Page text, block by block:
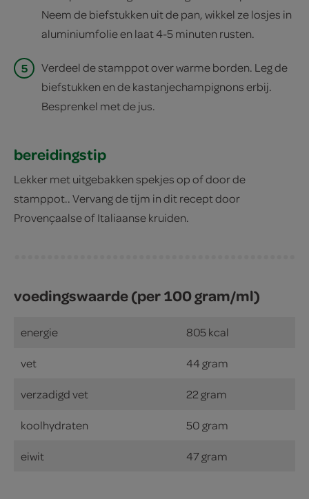
Neem de biefstukken uit de pan, wikkel ze losjes in
aluminiumfolie en laat 4-5 minuten rusten.
5
Verdeel de stamppot over warme borden. Leg de
biefstukken en de kastanjechampignons erbij.
Besprenkel met de jus.
bereidingstip
Lekker met uitgebakken spekjes op of door de
stamppot.. Vervang de tijm in dit recept door
Provençaalse of Italiaanse kruiden.
voedingswaarde (per 100 gram/ml)
energie 805 kcal
vet 44 gram
verzadigd vet 22 gram
koolhydraten 50 gram
eiwit 47 gram